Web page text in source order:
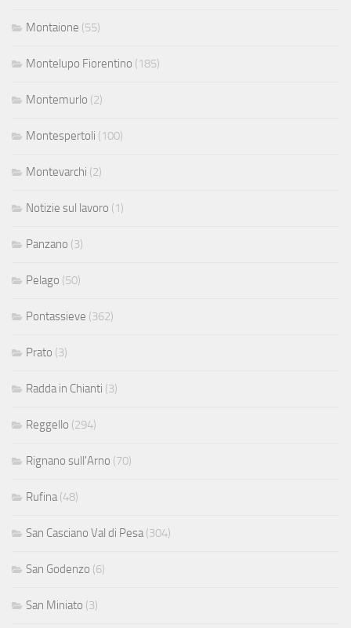
Montaione (55)
Montelupo Fiorentino (185)
Montemurlo (2)
Montespertoli (100)
Montevarchi (2)
Notizie sul lavoro (1)
Panzano (3)
Pelago (50)
Pontassieve (362)
Prato (3)
Radda in Chianti (3)
Reggello (294)
Rignano sull'Arno (70)
Rufina(48)
San Casciano Val di Pesa(304)
San Godenzo (6)
San Miniato (3)